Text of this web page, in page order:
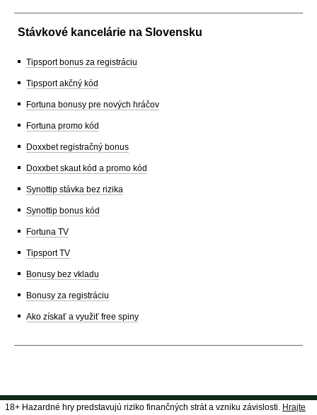
Stávkové kancelárie na Slovensku
Tipsport bonus za registráciu
Tipsport akčný kód
Fortuna bonusy pre nových hráčov
Fortuna promo kód
Doxxbet registračný bonus
Doxxbet skaut kód a promo kód
Synottip stávka bez rizika
Synottip bonus kód
Fortuna TV
Tipsport TV
Bonusy bez vkladu
Bonusy za registráciu
Ako získať a využiť free spiny
18+ Hazardné hry predstavujú riziko finančných strát a vzniku závislosti. Hrajte